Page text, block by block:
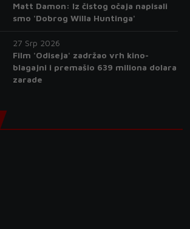
Matt Damon: Iz čistog očaja napisali
smo 'Dobrog Willa Huntinga'
27 Srp 2026
Film 'Odiseja' zadržao vrh kino-
blagajni i premašio 639 miliona dolara
zarade